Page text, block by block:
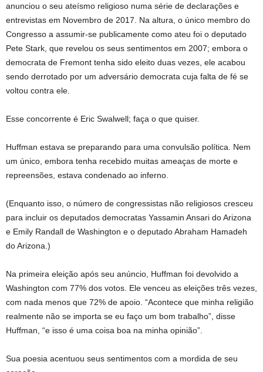
anunciou o seu ateísmo religioso numa série de declarações e
entrevistas em Novembro de 2017. Na altura, o único membro do
Congresso a assumir-se publicamente como ateu foi o deputado
Pete Stark, que revelou os seus sentimentos em 2007; embora o
democrata de Fremont tenha sido eleito duas vezes, ele acabou
sendo derrotado por um adversário democrata cuja falta de fé se
voltou contra ele.
Esse concorrente é Eric Swalwell; faça o que quiser.
Huffman estava se preparando para uma convulsão política. Nem
um único, embora tenha recebido muitas ameaças de morte e
repreensões, estava condenado ao inferno.
(Enquanto isso, o número de congressistas não religiosos cresceu
para incluir os deputados democratas Yassamin Ansari do Arizona
e Emily Randall de Washington e o deputado Abraham Hamadeh
do Arizona.)
Na primeira eleição após seu anúncio, Huffman foi devolvido a
Washington com 77% dos votos. Ele venceu as eleições três vezes,
com nada menos que 72% de apoio. “Acontece que minha religião
realmente não se importa se eu faço um bom trabalho”, disse
Huffman, “e isso é uma coisa boa na minha opinião”.
Sua poesia acentuou seus sentimentos com a mordida de seu